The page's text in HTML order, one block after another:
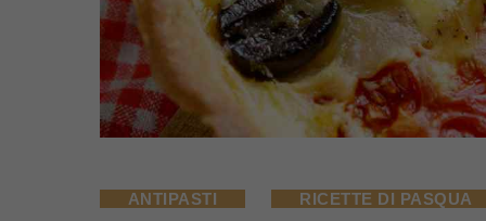
ANTIPASTI RICETTE DI PASQUA